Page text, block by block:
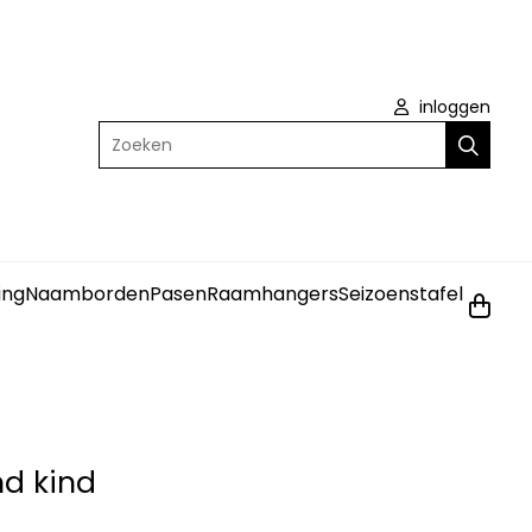
inloggen
Zoeken
NaambordenPasenRaamhangersSeizoenstafel
kind